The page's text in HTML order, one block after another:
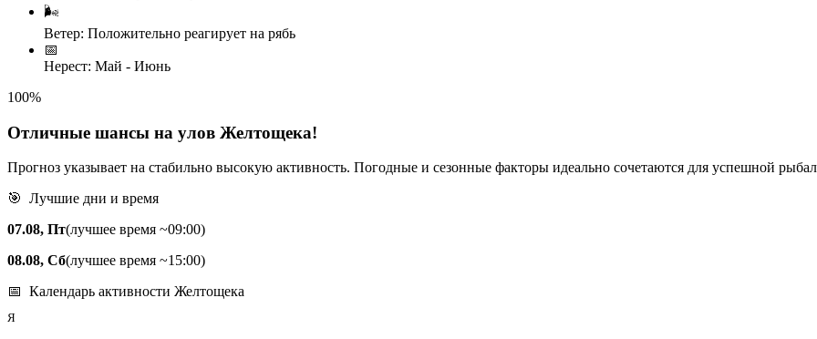
🌬️
Ветер: Положительно реагирует на рябь
📅
Нерест: Май - Июнь
100%
Отличные шансы на улов Желтощека!
Прогноз указывает на стабильно высокую активность. Погодные и сезонные факторы идеально сочетаются для успешной
🎯 Лучшие дни и время
07.08, Пт(лучшее время ~09:00)
08.08, Сб(лучшее время ~15:00)
📅 Календарь активности Желтощека
Я